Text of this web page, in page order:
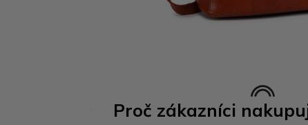
Proč zákazníci